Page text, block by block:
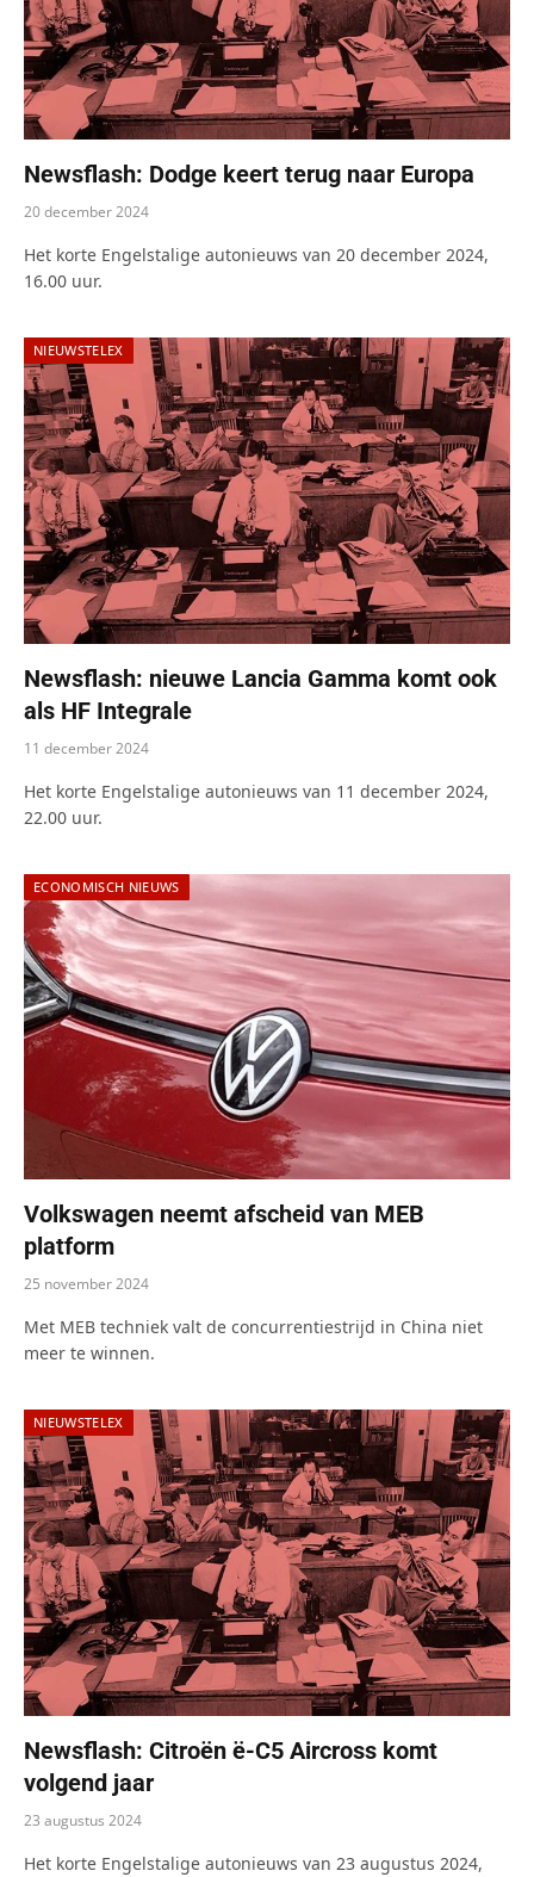
Newsflash: Dodge keert terug naar Europa
20 december 2024
Het korte Engelstalige autonieuws van 20 december 2024,
16.00 uur.
NIEUWSTELEX
Newsflash: nieuwe Lancia Gamma komt ook
als HF Integrale
11 december 2024
Het korte Engelstalige autonieuws van 11 december 2024,
22.00 uur.
ECONOMISCH NIEUWS
Volkswagen neemt afscheid van MEB
platform
25 november 2024
Met MEB techniek valt de concurrentiestrijd in China niet
meer te winnen.
NIEUWSTELEX
Newsflash: Citroën ë-C5 Aircross komt
volgend jaar
23 augustus 2024
Het korte Engelstalige autonieuws van 23 augustus 2024,